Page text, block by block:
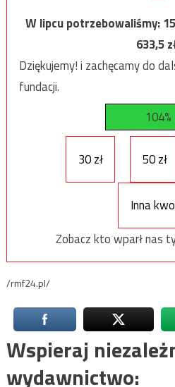
W lipcu potrzebowaliśmy:
633,5
Dziękujemy! i zachęcamy do
fundacji.
104%
30 zł 50 zł
Inna
Zobacz kto wparł nas
/rmf24.pl/
Wspieraj
wydawnictwo: